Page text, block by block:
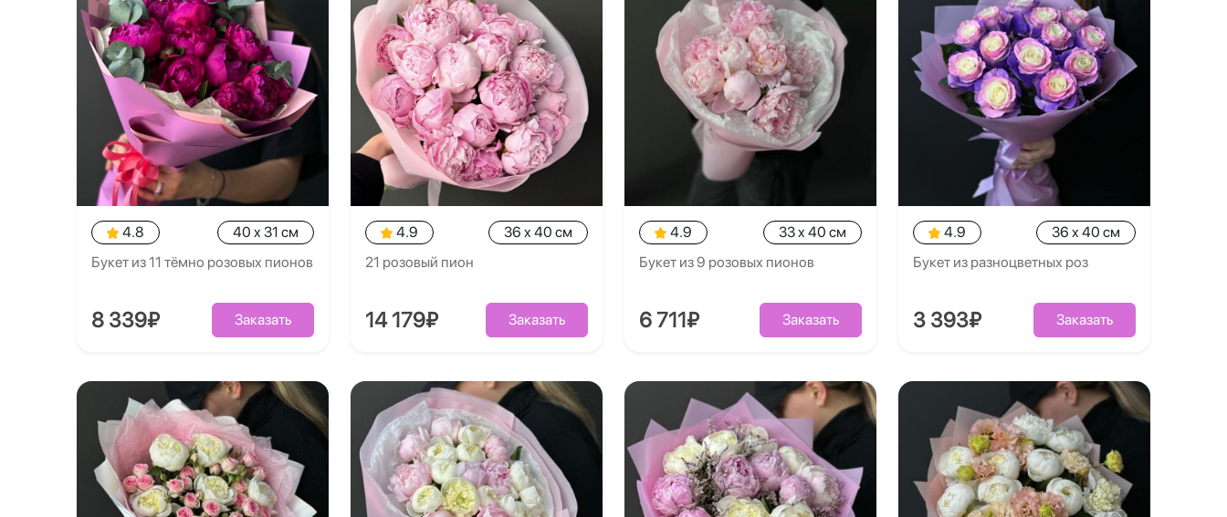
4.8
40 x 31 см
Букет из 11 тёмно розовых пионов
8 339₽ Заказать
4.9
36 x 40 см
21 розовый пион
14 179₽ Заказать
4.9
33 x 40 см
Букет из 9 розовых пионов
6 711₽ Заказать
4.9
36 x 40 см
Букет из разноцветных роз
3 393₽ Заказать